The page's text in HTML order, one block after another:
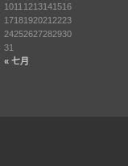
« 七月
1011 1213141516
1718192021 2223
24252627282930
31